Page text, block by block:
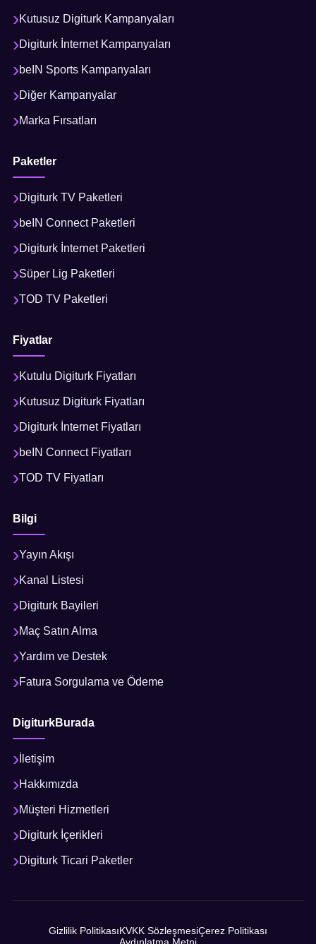
Kutusuz Digiturk Kampanyaları
Digiturk İnternet Kampanyaları
beIN Sports Kampanyaları
Diğer Kampanyalar
Marka Fırsatları
Paketler
Digiturk TV Paketleri
beIN Connect Paketleri
Digiturk İnternet Paketleri
Süper Lig Paketleri
TOD TV Paketleri
Fiyatlar
Kutulu Digiturk Fiyatları
Kutusuz Digiturk Fiyatları
Digiturk İnternet Fiyatları
beIN Connect Fiyatları
TOD TV Fiyatları
Bilgi
Yayın Akışı
Kanal Listesi
Digiturk Bayileri
Maç Satın Alma
Yardım ve Destek
Fatura Sorgulama ve Ödeme
DigiturkBurada
İletişim
Hakkımızda
Müşteri Hizmetleri
Digiturk İçerikleri
Digiturk Ticari Paketler
Gizlilik PolitikasıKVKK SözleşmesiÇerez Politikası
Aydınlatma Metni